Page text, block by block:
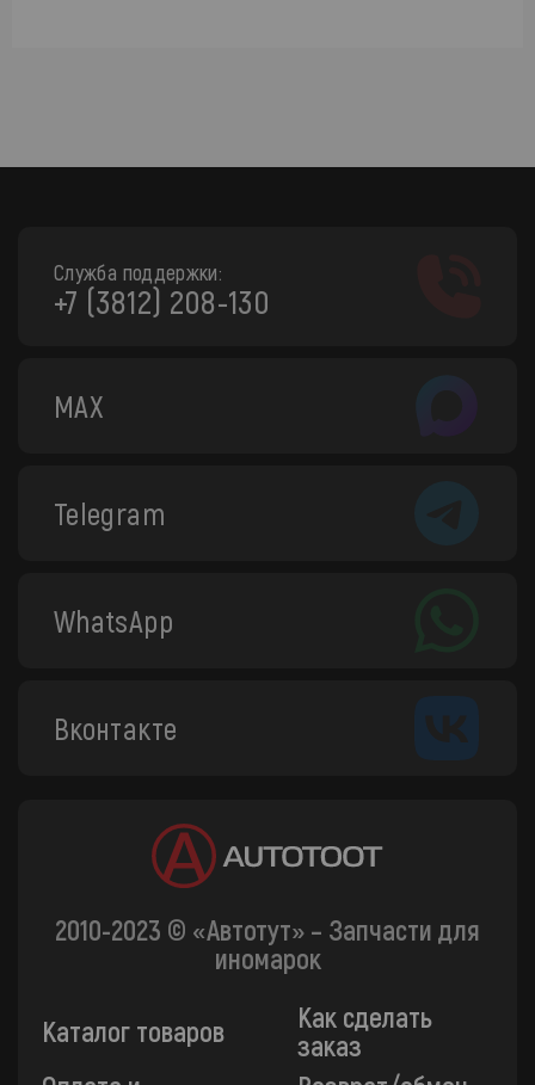
Служба поддержки:
+7 (3812) 208-130
MAX
Telegram
WhatsApp
Вконтакте
2010-2023 © «Автотут» – Запчасти для
иномарок
Каталог товаров
Как сделать
заказ